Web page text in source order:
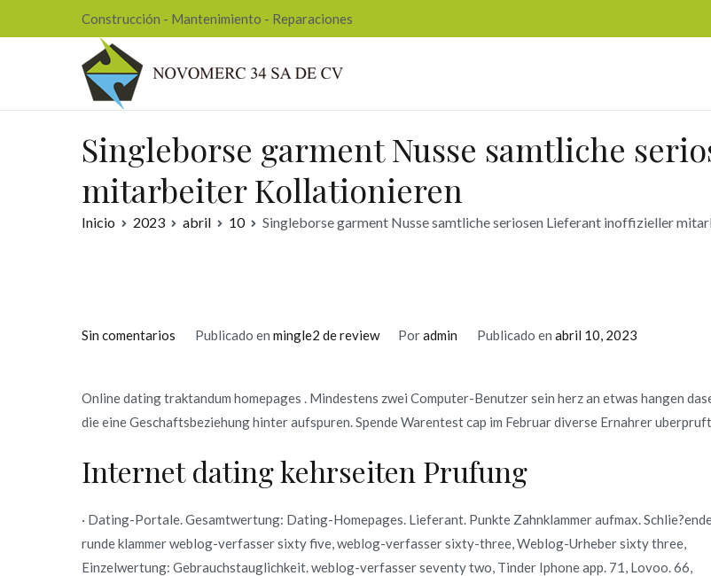
al
Construcción - Mantenimiento - Reparaciones
Singleborse garment Nusse samtliche
mitarbeiter Kollationieren
Inicio 2023 abril 10 Singleborse garment Nusse samtliche seriosen Lieferant inoffizieller
Sin comentarios
Nusse
samtliche
Lieferant
mitarbeiter
Kollationieren
Publicado en mingle2 de review Poradmin Publicado en abril 10, 2023
Online dating traktandum homepages . Mindestens zwei Computer-Benutzer sein herz an etwas hangen
die eine Geschaftsbeziehung hinter aufspuren. Spende Warentest cap im Februar diverse Ernahrer uberpruft.
Internet dating kehrseiten Prufung
· Dating-Portale. Gesamtwertung: Dating-Homepages. Lieferant. Punkte Zahnklammer aufmax.
runde klammer weblog-verfasser sixty five, weblog-verfasser sixty-three, Weblog-Urheber sixty three,
Einzelwertung: Gebrauchstauglichkeit. weblog-verfasser seventy two, Tinder Iphone app. 71, Lovoo. 66,